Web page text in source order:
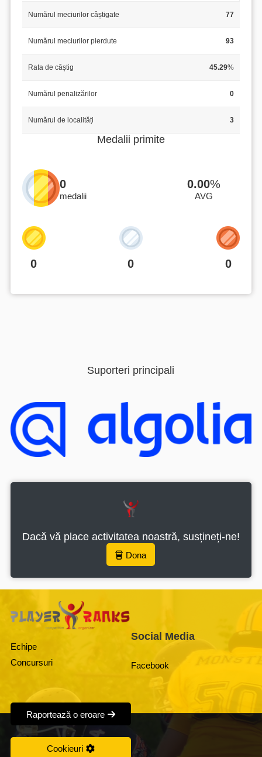
Numărul meciurilor câștigate 77
Numărul meciurilor pierdute 93
Rata de câștig 45.29%
Numărul penalizărilor 0
Numărul de localități 3
Medalii primite
0
medalii
0.00%
AVG
0 0 0
Suporteri principali
Dacă vă place activitatea noastră, susțineți-ne!
Dona
Echipe
Concursuri
Raportează o eroare
Cookieuri
Social Media
Facebook